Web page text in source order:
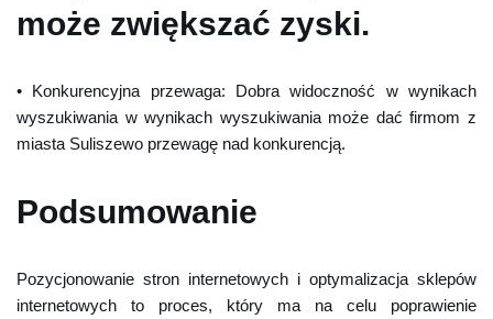
może zwiększać zyski.
• Konkurencyjna przewaga: Dobra widoczność w wynikach
wyszukiwania w wynikach wyszukiwania może dać firmom z
miasta Suliszewo przewagę nad konkurencją.
Podsumowanie
Pozycjonowanie stron internetowych i optymalizacja sklepów
internetowych to proces, który ma na celu poprawienie